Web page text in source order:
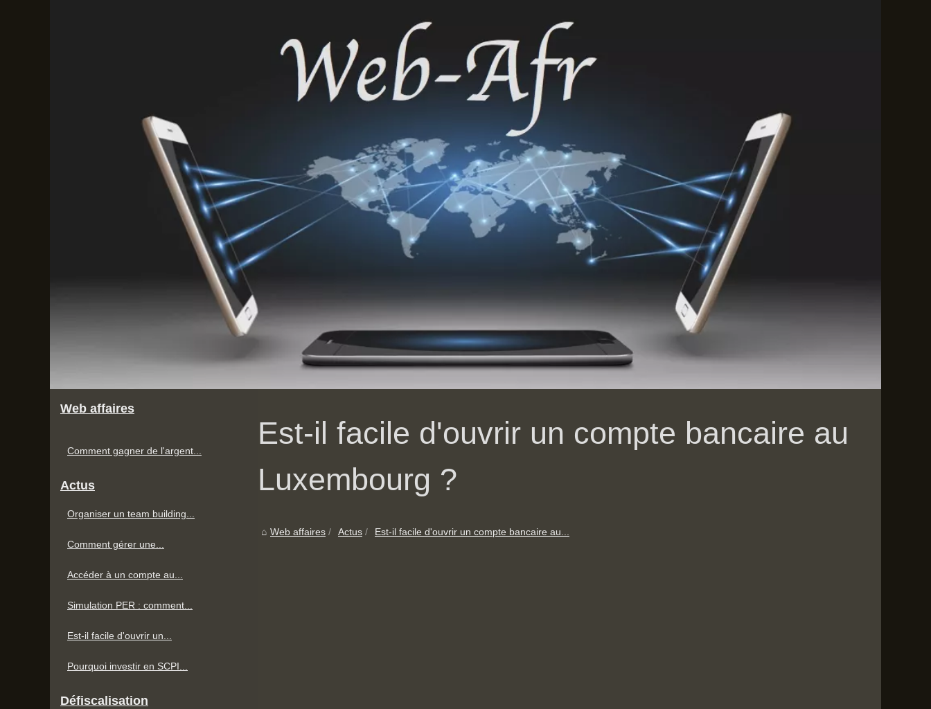
Est-il facile d'ouvrir un compte bancaire au
Luxembourg ?
Web affaires Actus Est-il facile d'ouvrir un compte bancaire au...
Web affaires
Comment gagner de l'argent...
Actus
Organiser un team building...
Comment gérer une...
Accéder à un compte au...
Simulation PER : comment...
Est-il facile d'ouvrir un...
Pourquoi investir en SCPI...
Défiscalisation